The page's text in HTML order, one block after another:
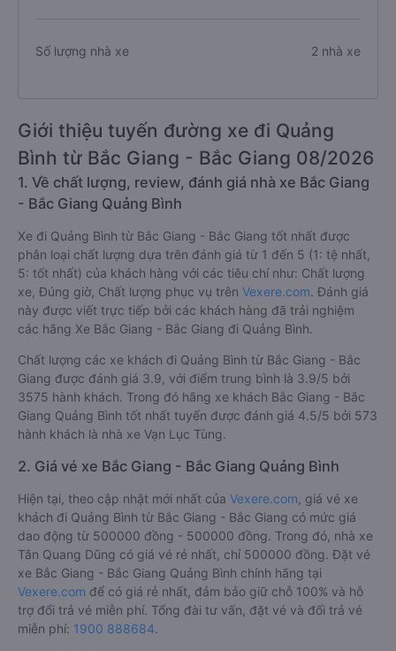
Số lượng nhà xe 2 nhà xe
Giới thiệu tuyến đường xe đi Quảng
Bình từ Bắc Giang - Bắc Giang 08/2026
1. Về chất lượng, review, đánh giá nhà xe Bắc Giang
- Bắc Giang Quảng Bình
Xe đi Quảng Bình từ Bắc Giang - Bắc Giang tốt nhất được
phân loại chất lượng dựa trên đánh giá từ 1 đến 5 (1: tệ nhất,
5: tốt nhất) của khách hàng với các tiêu chí như: Chất lượng
xe, Đúng giờ, Chất lượng phục vụ trên Vexere.com. Đánh giá
này được viết trực tiếp bởi các khách hàng đã trải nghiệm
các hãng Xe Bắc Giang - Bắc Giang đi Quảng Bình.
Chất lượng các xe khách đi Quảng Bình từ Bắc Giang - Bắc
Giang được đánh giá 3.9, với điểm trung bình là 3.9/5 bởi
3575 hành khách. Trong đó hãng xe khách Bắc Giang - Bắc
Giang Quảng Bình tốt nhất tuyến được đánh giá 4.5/5 bởi 573
hành khách là nhà xe Vạn Lục Tùng.
2. Giá vé xe Bắc Giang - Bắc Giang Quảng Bình
Hiện tại, theo cập nhật mới nhất của Vexere.com , giá vé xe
khách đi Quảng Bình từ Bắc Giang - Bắc Giang có mức giá
dao động từ 500000 đồng - 500000 đồng. Trong đó, nhà xe
Tân Quang Dũng có giá vé rẻ nhất, chỉ 500000 đồng. Đặt vé
xe Bắc Giang - Bắc Giang Quảng Bình chính hãng tại
Vexere.com để có giá rẻ nhất, đảm bảo giữ chỗ 100% và hỗ
trợ đổi trả vé miễn phí. Tổng đài tư vấn, đặt vé và đổi trả vé
miễn phí: 1900 888684.